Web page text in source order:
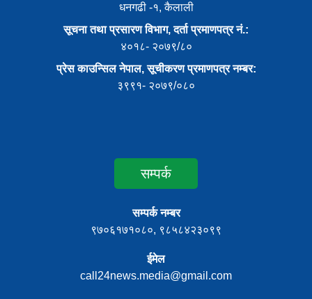
धनगढी -१, कैलाली
सूचना तथा प्रसारण विभाग, दर्ता प्रमाणपत्र नं.:
४०१८- २०७९/८०
प्रेस काउन्सिल नेपाल, सूचीकरण प्रमाणपत्र नम्बर:
३९९१- २०७९/०८०
सम्पर्क
सम्पर्क नम्बर
९७०६१७१०८०, ९८५८४२३०९९
ईमेल
call24news.media@gmail.com